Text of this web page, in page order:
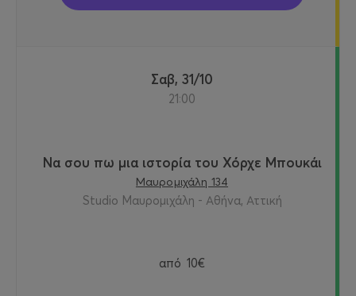
Σαβ, 31/10
21:00
Να σου πω μια ιστορία του Χόρχε Μπουκάι
Μαυρομιχάλη 134
Studio Μαυρομιχάλη - Αθήνα, Αττική
από 10€